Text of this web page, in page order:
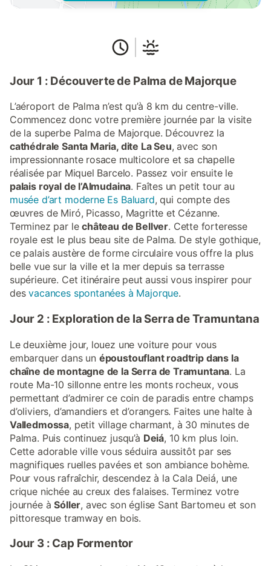
Jour 1 : Découverte de Palma de Majorque
L’aéroport de Palma n’est qu’à 8 km du centre-ville.
Commencez donc votre première journée par la visite
de la superbe Palma de Majorque. Découvrez la
cathédrale Santa Maria, dite La Seu, avec son
impressionnante rosace multicolore et sa chapelle
réalisée par Miquel Barcelo. Passez voir ensuite le
palais royal de l’Almudaina. Faîtes un petit tour au
musée d’art moderne Es Baluard, qui compte des
œuvres de Miró, Picasso, Magritte et Cézanne.
Terminez par lechâteau de Bellver. Cette forteresse
royale est le plus beau site de Palma. De style gothique,
ce palais austère de forme circulaire vous offre la plus
belle vue sur la ville et la mer depuis sa terrasse
supérieure. Cet itinéraire peut aussi vous inspirer pour
desvacances spontanées à Majorque.
Jour 2 : Exploration de la Serra de Tramuntana
Le deuxième jour, louez une voiture pour vous
embarquer dans un époustouflant roadtrip dans la
chaîne de montagne de la Serra de Tramuntana. La
route Ma-10 sillonne entre les monts rocheux, vous
permettant d’admirer ce coin de paradis entre champs
d’oliviers, d’amandiers et d’orangers. Faites une halte à
Valledmossa, petit village charmant, à 30 minutes de
Palma. Puis continuez jusqu’à Deiá, 10 km plus loin.
Cette adorable ville vous séduira aussitôt par ses
magnifiques ruelles pavées et son ambiance bohème.
Pour vous rafraîchir, descendez à la Cala Deiá, une
crique nichée au creux des falaises. Terminez votre
journée àSóller, avec son église Sant Bartomeu et son
pittoresque tramway en bois.
Jour 3 : Cap Formentor